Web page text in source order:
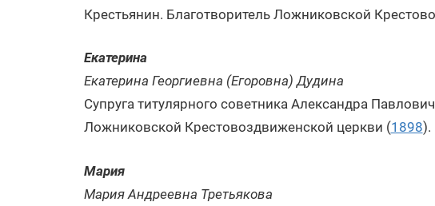
Крестьянин. Благотворитель Ложниковской
Екатерина
Екатерина Георгиевна (Егоровна) Дудина
Супруга титулярного советника Александра
Ложниковской Крестовоздвиженской церкви (1898).
Мария
Мария Андреевна Третьякова